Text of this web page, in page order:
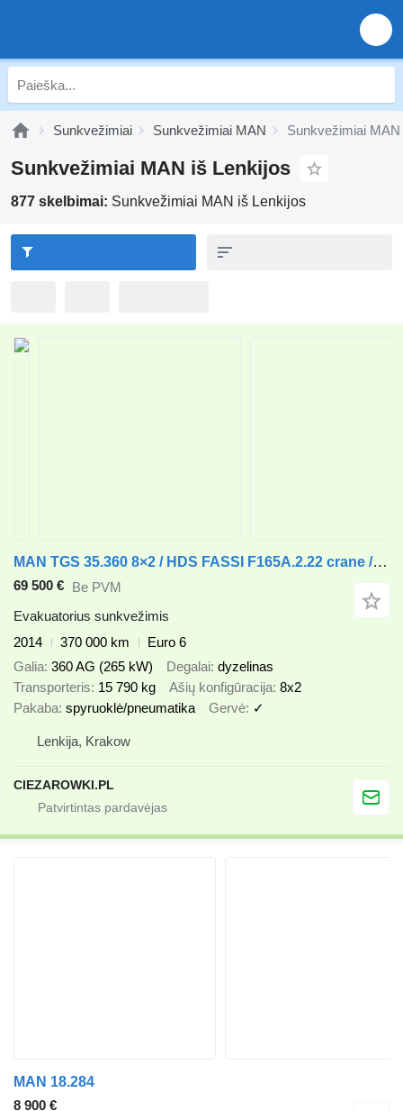
Sunkvežimiai Sunkvežimiai MAN Sunkvežimiai
Sunkvežimiai MAN iš Lenkijos
877 skelbimai: Sunkvežimiai MAN iš Lenkijos
MAN TGS 35.360 8×2 / HDS FASSI F165A.2.22 crane / Remote control / t
69 500 € Be PVM
Evakuatorius sunkvežimis
2014
370 000 km
Euro 6
Galia 360 AG (265 kW) Degalai dyzelinas
Transporteris 15 790 kg Ašių konfigūracija 8x2
Pakaba spyruoklė/pneumatika Gervė ✓
Lenkija, Krakow
CIEZAROWKI.PL
MAN 18.284
8 900 €